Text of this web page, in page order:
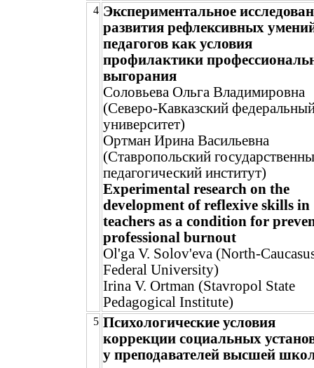
4 Экспериментальное
развития рефлексивных
педагогов как условия
профилактики
выгорания
Соловьева Ольга Владимировна
(Северо-Кавказский
университет)
Ортман Ирина Васильевна
(Ставропольский
педагогический институт)
Experimental research on the
development of reflexive skills in
teachers as a condition for
professional burnout
Ol'ga V. Solov'eva (North-
Federal University)
Irina V. Ortman (Stavropol State
Pedagogical Institute)
5 Психологические условия
коррекции социальных
у преподавателей высшей